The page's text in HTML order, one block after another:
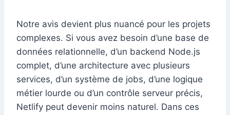
Notre avis devient plus nuancé pour les projets
complexes. Si vous avez besoin d’une base de
données relationnelle, d’un backend Node.js
complet, d’une architecture avec plusieurs
services, d’un système de jobs, d’une logique
métier lourde ou d’un contrôle serveur précis,
Netlify peut devenir moins naturel. Dans ces